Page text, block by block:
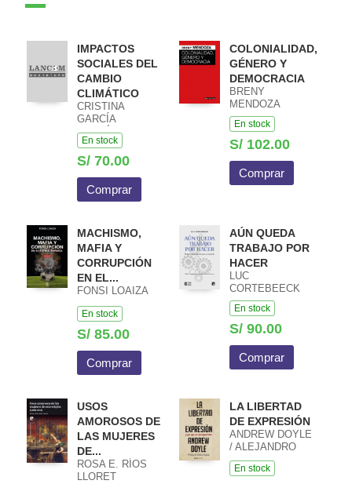
IMPACTOS
SOCIALES DEL
CAMBIO
CLIMÁTICO
CRISTINA
GARCÍA
FERNÁNDEZ /
GARCÍA
FERNÁNDEZ
GARCÍA
En stock
S/ 70.00
Comprar
COLONIALIDAD,
GÉNERO Y
DEMOCRACIA
BRENY
MENDOZA
En stock
S/ 102.00
Comprar
MACHISMO,
MAFIA Y
CORRUPCIÓN
EN EL...
FONSI LOAIZA
En stock
S/ 85.00
Comprar
AÚN QUEDA
TRABAJO POR
HACER
LUC
CORTEBEECK
En stock
S/ 90.00
Comprar
USOS
AMOROSOS DE
LAS MUJERES
DE...
ROSA E. RÍOS
LLORET
LA LIBERTAD
DE EXPRESIÓN
ANDREW DOYLE
/ ALEJANDRO
PRADERA
SÁNCHEZ /
En stock